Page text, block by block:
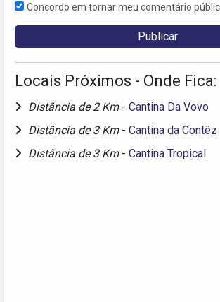
Concordo em tornar meu comentário
Locais Próximos - Onde Fica:
Distância de 2 Km - Cantina Da Vovo
Distância de 3 Km - Cantina da Contêz
Distância de 3 Km - Cantina Tropical